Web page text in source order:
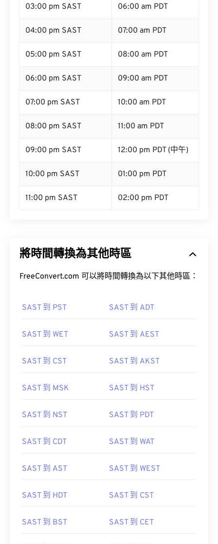
03:00 pm SAST 06:00 am PDT
04:00 pm SAST 07:00 am PDT
05:00 pm SAST 08:00 am PDT
06:00 pm SAST 09:00 am PDT
07:00 pm SAST 10:00 am PDT
08:00 pm SAST 11:00 am PDT
09:00 pm SAST 12:00 pm PDT (中午)
10:00 pm SAST 01:00 pm PDT
11:00 pm SAST 02:00 pm PDT
將時間轉換為其他時區
FreeConvert.com 可以將時間轉換為以下其他時區：
SAST 到 PST SAST 到 ADT
SAST 到 WET SAST 到 AEST
SAST 到 CST SAST 到 AKST
SAST 到 MSK SAST 到 HST
SAST 到 NST SAST 到 PDT
SAST 到 CDT SAST 到 WAT
SAST 到 AST SAST 到 WEST
SAST 到 HDT SAST 到 CST
SAST 到 BST SAST 到 CET